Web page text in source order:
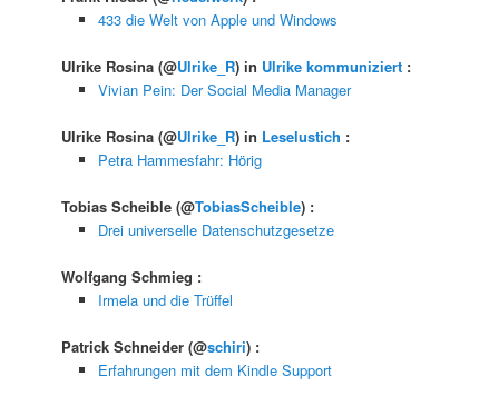
433 die Welt von Apple und Windows
Ulrike Rosina(@Ulrike_R) in Ulrike kommuniziert :
Vivian Pein: Der Social Media Manager
Ulrike Rosina(@Ulrike_R) in Leselustich :
Petra Hammesfahr: Hörig
Tobias Scheible(@TobiasScheible) :
Drei universelle Datenschutzgesetze
Wolfgang Schmieg :
Irmela und die Trüffel
Patrick Schneider(@schiri) :
Erfahrungen mit dem Kindle Support